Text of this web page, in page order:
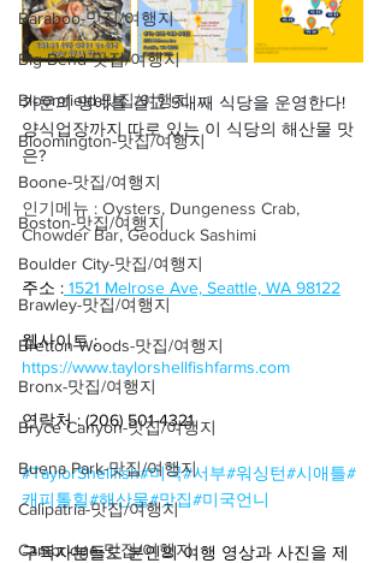
Baraboo-맛집/여행지
Big Bend-맛집/여행지
Bloomfield-맛집/여행지
Bloomington-맛집/여행지
Boone-맛집/여행지
Boston-맛집/여행지
Boulder City-맛집/여행지
Brawley-맛집/여행지
Bretton Woods-맛집/여행지
Bronx-맛집/여행지
Bryce Canyon-맛집/여행지
Buena Park-맛집/여행지
Calipatria-맛집/여행지
Cambridge-맛집/여행지
가문의 명예를 걸고 5대째 식당을 운영한다!
양식업장까지 따로 있는 이 식당의 해산물 맛
은?
인기메뉴 : Oysters, Dungeness Crab,
Chowder Bar, Geoduck Sashimi
주소 : 1521 Melrose Ave, Seattle, WA 98122
웹사이트 :
https://www.taylorshellfishfarms.com
연락처 : (206) 501-4321
#TaylorShellfish#미국#서부#워싱턴#시애틀#
캐피톨힐#해산물#맛집#미국언니
구독자분들도 본인의 여행 영상과 사진을 제